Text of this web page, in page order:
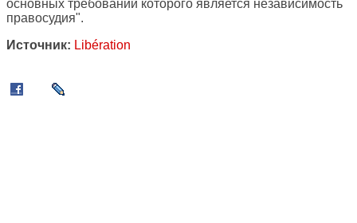
основных требований которого является независимость
правосудия".
Источник: Libération